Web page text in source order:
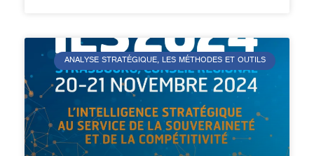
ANALYSE STRATÉGIQUE, LES MÉTHODES ET OUTILS